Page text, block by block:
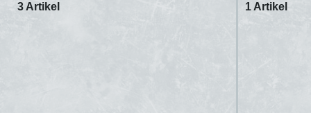
3 Artikel 1 Artikel